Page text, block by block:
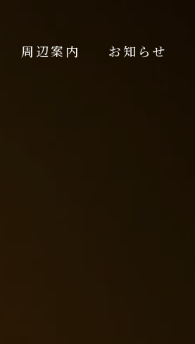
周辺案内 お知らせ